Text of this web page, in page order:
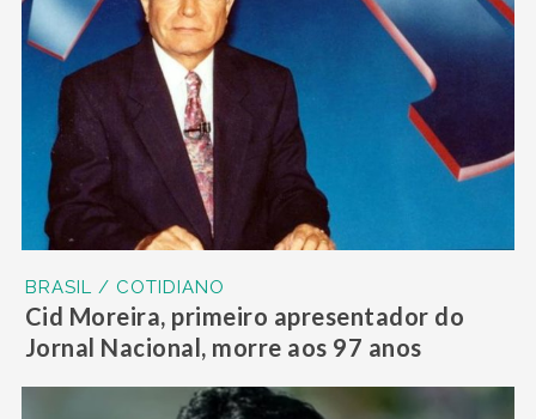
BRASIL / COTIDIANO
Cid Moreira, primeiro apresentador do
Jornal Nacional, morre aos 97 anos